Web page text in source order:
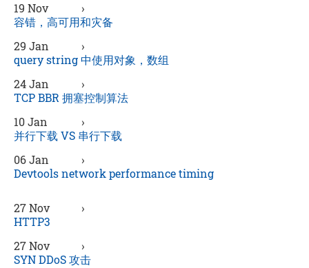
19 Nov
›
容错，高可用和灾备
29 Jan
›
query string 中使用对象，数组
24 Jan
›
TCP BBR 拥塞控制算法
10 Jan
›
并行下载 VS 串行下载
06 Jan
›
Devtools network performance timing
27 Nov
›
HTTP3
27 Nov
›
SYN DDoS 攻击